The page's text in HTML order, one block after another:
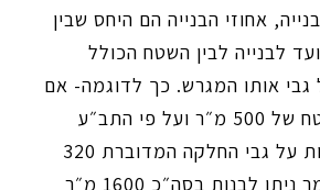
אחוזי הבנייה הם היחס שבין
לבנייה לבין השטח הכולל
גבי אותו המגרש. כך לדוגמה- אם
קיימת חלקה בשטח של 500 מ״ר ועל פי התב״ע
התקפה ניתן לבנות על גבי החלקה המדוברת 320
אחוזי בנייה, כלומר ניתן לבנות בסה״כ 1600 מ״ר